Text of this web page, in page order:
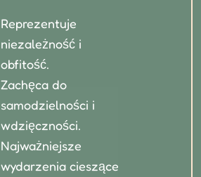
Reprezentuje
niezależność i
obfitość.
Zachęca do
samodzielności i
wdzięczności.
Najważniejsze
wydarzenia cieszące